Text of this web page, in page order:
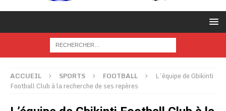
ACCUEIL SPORTS FOOTBALL
L’équipe de Gbikinti
Football Club à la recherche de ses repères